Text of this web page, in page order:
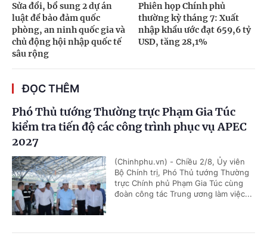
Sửa đổi, bổ sung 2 dự án
luật để bảo đảm quốc
phòng, an ninh quốc gia và
chủ động hội nhập quốc tế
sâu rộng
Phiên họp Chính phủ
thường kỳ tháng 7: Xuất
nhập khẩu ước đạt 659,6 tỷ
USD, tăng 28,1%
ĐỌC THÊM
Phó Thủ tướng Thường trực Phạm Gia Túc
kiểm tra tiến độ các công trình phục vụ APEC
2027
(Chinhphu.vn) - Chiều 2/8, Ủy viên
Bộ Chính trị, Phó Thủ tướng Thường
trực Chính phủ Phạm Gia Túc cùng
đoàn công tác Trung ương làm việc...